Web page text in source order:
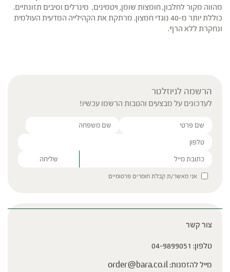
מהווה מקור לחלבון, חומצות שומן, ויטמינים, מינרלים וסיבים תזונתיים.
כוללת יותר מ-40 נוגדי חמצון. מרתקת את הקהילייה המדעית העולמית
ונחקרת ללא הרף.
הרשמה לניוזלטר
לעדכונים על מבצעים והטבות הרשמו עכשיו!
Please leave this field empty.
אני מאשר/ת קבלת חומרים פרסומיים
צור קשר
טלפון: 04-9899051
מייל להזמנות:order@bara.co.il